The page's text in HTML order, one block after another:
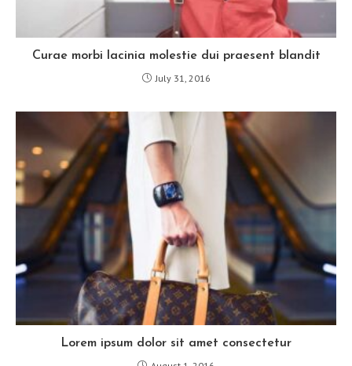
Curae morbi lacinia molestie dui praesent blandit
July 31, 2016
Lorem ipsum dolor sit amet consectetur